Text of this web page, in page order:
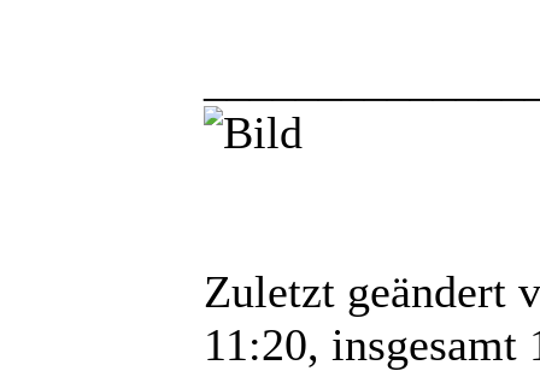
Zuletzt geändert
11:20, insgesamt